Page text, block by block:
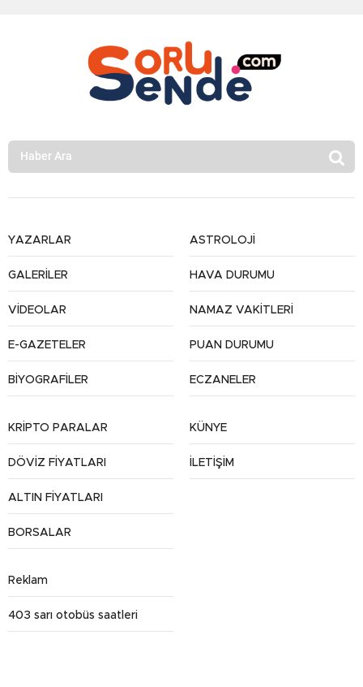
YAZARLAR
GALERİLER
VİDEOLAR
E-GAZETELER
BİYOGRAFİLER
ASTROLOJİ
HAVA DURUMU
NAMAZ VAKİTLERİ
PUAN DURUMU
ECZANELER
KRİPTO PARALAR
DÖVİZ FİYATLARI
ALTIN FİYATLARI
BORSALAR
KÜNYE
İLETİŞİM
Reklam
403 sarı otobüs saatleri